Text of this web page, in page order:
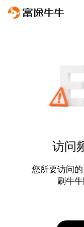
访问
您所要访问
刷牛